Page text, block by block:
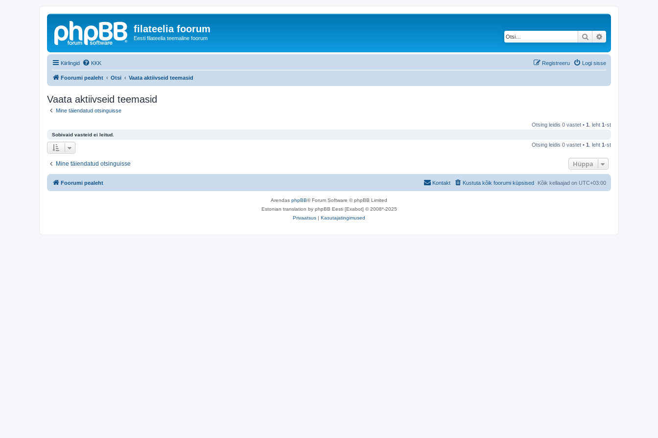
filateelia foorum
Eesti filateelia teemaline foorum Otsi
Kiirlingid KKK Logi sisse
Registreeru
Foorumi pealeht Otsi Vaata aktiivseid teemasid
Vaata aktiivseid teemasid
Mine täiendatud otsinguisse
Otsing leidis 0 vastet • 1 . leht 1-st
Sobivaid vasteid ei leitud.
Otsing leidis 0 vastet • 1 . leht 1-st
Mine täiendatud otsinguisse Hüppa
Foorumi pealeht Kõik kellaajad on UTC+03:00
Kustuta kõik foorumi küpsised
Kontakt
Arendas phpBB® Forum Software © phpBB Limited
Estonian translation by phpBB Eesti [Exabot] © 2008*-2025
Privaatsus | Kasutajatingimused